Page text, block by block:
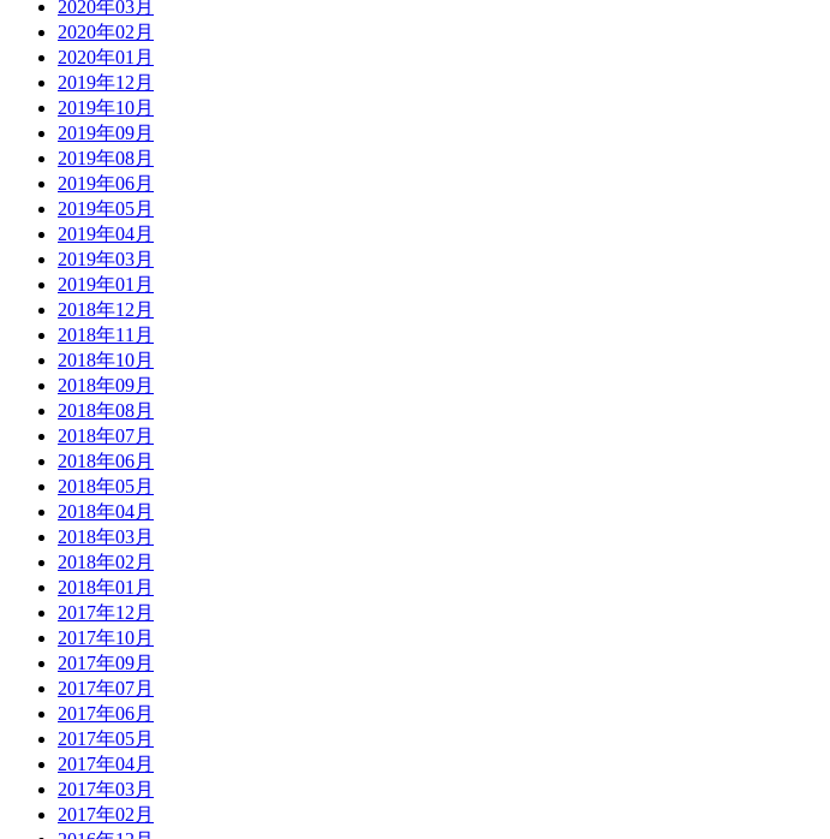
2020年03月
2020年02月
2020年01月
2019年12月
2019年10月
2019年09月
2019年08月
2019年06月
2019年05月
2019年04月
2019年03月
2019年01月
2018年12月
2018年11月
2018年10月
2018年09月
2018年08月
2018年07月
2018年06月
2018年05月
2018年04月
2018年03月
2018年02月
2018年01月
2017年12月
2017年10月
2017年09月
2017年07月
2017年06月
2017年05月
2017年04月
2017年03月
2017年02月